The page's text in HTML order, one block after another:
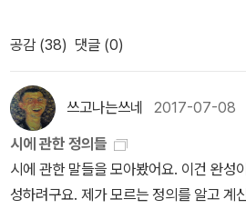
이 정상성의 기준이 아니라 폭력으로 인
가 문제가 발생하고 있는 것이다. FTA가
으로 인지되는 한, 신자유주의 시장 체계
수 없다. FTA에 대한 찬반의 팽팽한 대립
다는 지표이기도 하다. 새로운 체계로의
반된다. 알을 깨고 나오는 새는 하나의
등은 흥미로웠다. 다만 폭력을 어디까지
인데, 나는 지젝의 결론에 동의하지 않는
시위의 쇠 파이프, 죽창도 폭력적 구조에
긍정해야 할 것이다. 그러나 쇠 파이프나
근원에 닿는가? 그것들은 그들이 생각하
지 않고, 단지 전경의 몸뚱이와 얼굴에 닿
에서의 물리적 폭력이 늘 공허하다고 생
없었지만 세계적 철학가의 지적 사유 방
세계자본주의 체제의 문제들을 방치할
있다는 자각을 가져야 한다고 말합니다.
는 일은 무엇이 이 폭력을 초래하는지 공
입니다.
이다. 우리는 지금 ‘이해 없는 지식’이
자체의 조건이 근본적으로 변형되는 국면
체가 사라진 자리에 확률적 예측만이 남
면하고 있는 상징적 폭력의 상황이다.​정
프로 대표되는 새로운 유형의 권력이 법과
그것을 외설적으로 전유하는 주인의 형상
과 모욕을 통해 지지자들과 일종의 향유
에 잠재해 있던 욕망을 공적 영역으로 끌
게모니를 잡은 뒤ㅡ자본가의 이익을 대
들의 선거권을 체계적으로 박탈하는 작업
한 공화당의 충성심을, 그리고 이들에겐
요구만큼이나 인종주의가 쓸모 있다는 사
다. 평등권협회 내 흑인 참정권을 둘러싼
권이 흑인들에게 거의 만병통치약 같은
입장이, 어쩌면 여성참정권에 대한 페미
에는 이 책들보다 먼저 나온 저작이다. ˝
리, 가해자를 특정하기 어려운 시스템의
배하는 폭력에 관한 분석을 담은 책이다.
사회로, 다시 오늘날의 성과사회로, 사회
달리하고 있는 폭력의 위상학적 변화 과
리화하고 있는 이 시대의 폭력을 예리한
의 폭력을 다룬다는 점에서는 지젝의 <폭
서 읽어봐도 좋겠다. 비록 지젝의 책은 절
공감 (38) 댓글 (0)
쓰고나는쓰네 2017-07-08
시에 관한 정의들
시에 관한 말들을 모아봤어요. 이건 완성
성하려구요. 제가 모르는 정의를 알고 계